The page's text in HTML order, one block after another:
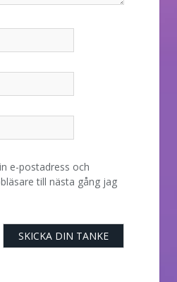
e-postadress och
till nästa gång jag